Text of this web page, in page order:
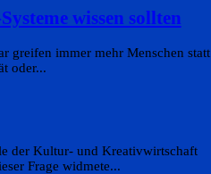
wissen sollten
greifen immer mehr Menschen statt
oder...
der Kultur- und Kreativwirtschaft
Frage widmete...